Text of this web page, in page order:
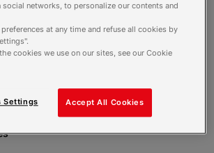
mail
social networks, to personalize our contents and
at any time and refuse all cookies by
cookies we use on our sites, see our Cookie
Accept All Cookies
Settings